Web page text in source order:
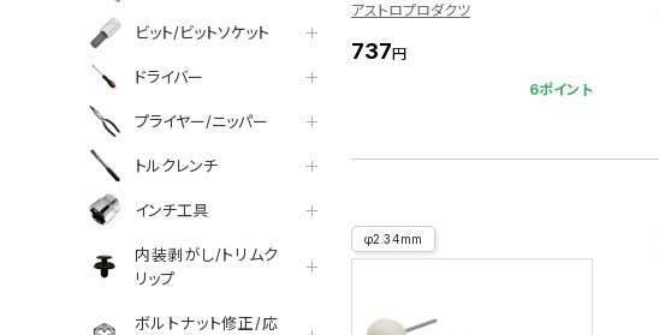
ビット/ビットソケット
ドライバー
プライヤー/ニッパー
トルクレンチ
インチ工具
内装剥がし/トリムク
リップ
ボルトナット修正/応
アストロプロダクツ
737円
6ポイント
φ2.34mm